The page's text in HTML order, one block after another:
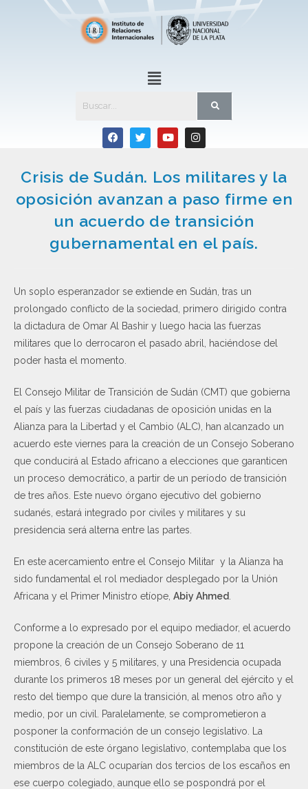
Crisis de Sudán. Los militares y la
oposición avanzan a paso firme en
un acuerdo de transición
gubernamental en el país.
Un soplo esperanzador se extiende en Sudán, tras un
prolongado conflicto de la sociedad, primero dirigido contra
la dictadura de Omar Al Bashir y luego hacia las fuerzas
militares que lo derrocaron el pasado abril, haciéndose del
poder hasta el momento.
El Consejo Militar de Transición de Sudán (CMT) que gobierna
el país y las fuerzas ciudadanas de oposición unidas en la
Alianza para la Libertad y el Cambio (ALC), han alcanzado un
acuerdo este viernes para la creación de un Consejo Soberano
que conducirá al Estado africano a elecciones que garanticen
un proceso democrático, a partir de un período de transición
de tres años. Este nuevo órgano ejecutivo del gobierno
sudanés, estará integrado por civiles y militares y su
presidencia será alterna entre las partes.
En este acercamiento entre el Consejo Militar y la Alianza ha
sido fundamental el rol mediador desplegado por la Unión
Africana y el Primer Ministro etíope, Abiy Ahmed
Conforme a lo expresado por el equipo mediador, el acuerdo
propone la creación de un Consejo Soberano de 11
miembros, 6 civiles y 5 militares, y una Presidencia ocupada
durante los primeros 18 meses por un general del ejército y el
resto del tiempo que dure la transición, al menos otro año y
medio, por un civil. Paralelamente, se comprometieron a
posponer la conformación de un consejo legislativo. La
constitución de este órgano legislativo, contemplaba que los
miembros de la ALC ocuparían dos tercios de los escaños en
ese cuerpo colegiado, aunque ello se pospondrá por el